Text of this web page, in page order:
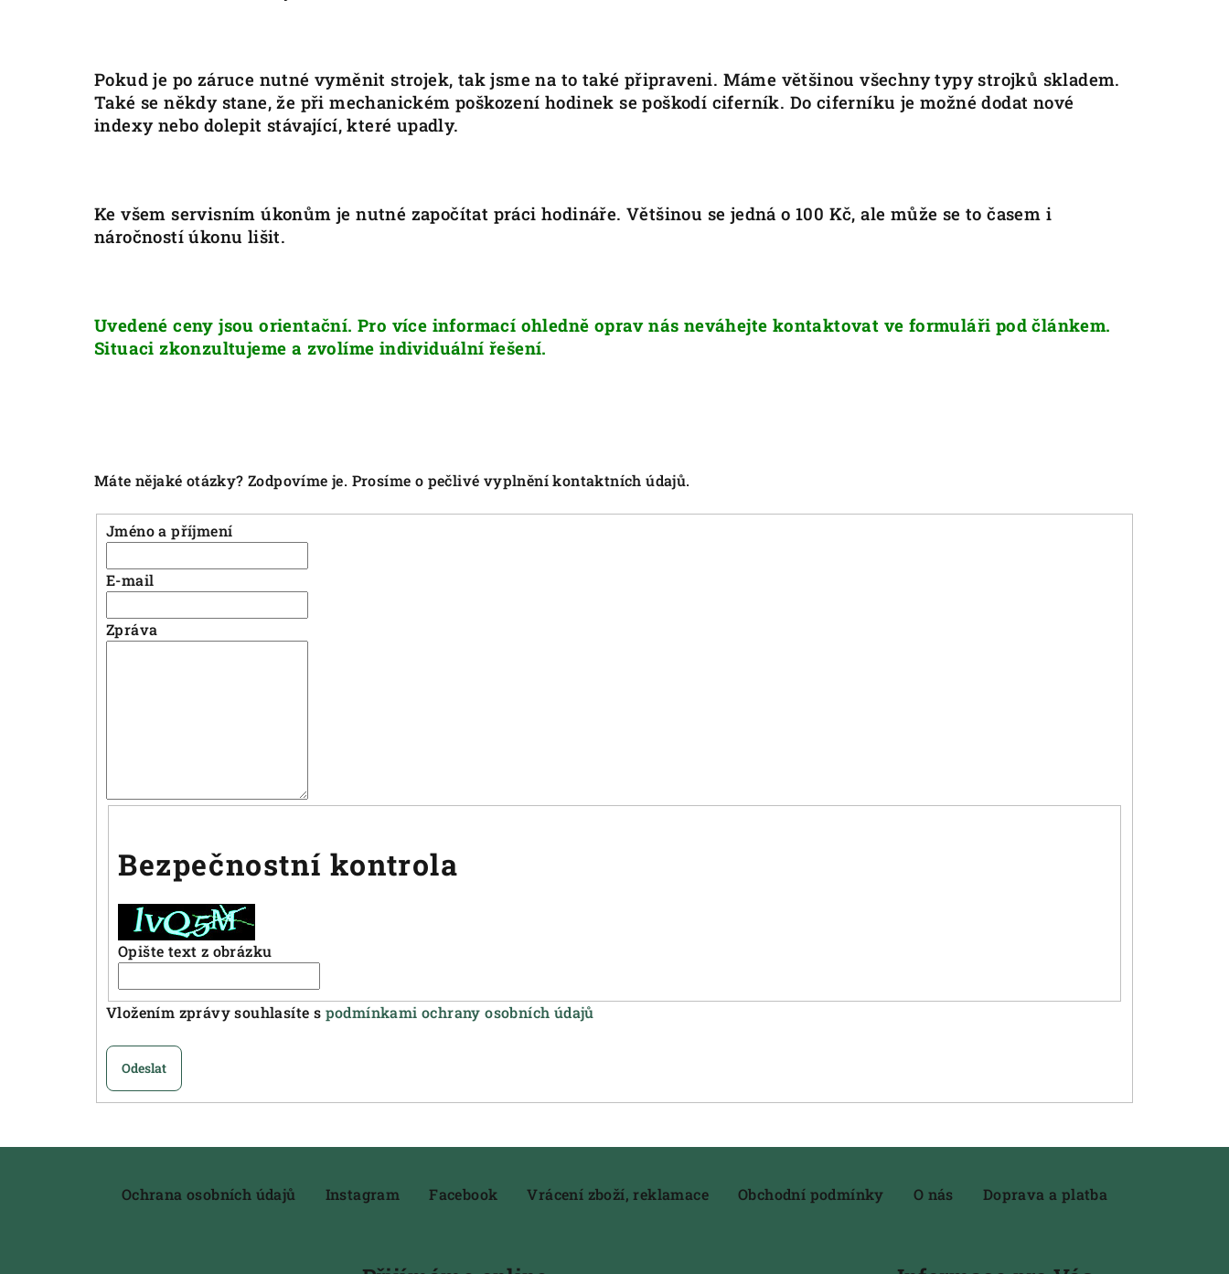
Pokud je po záruce nutné vyměnit strojek, tak jsme na to také připraveni. Máme většinou všechny typy strojků skladem.
Také se někdy stane, že při mechanickém poškození hodinek se poškodí ciferník. Do ciferníku je možné dodat nové
indexy nebo dolepit stávající, které upadly.
Ke všem servisním úkonům je nutné započítat práci hodináře. Většinou se jedná o 100 Kč, ale může se to časem i
náročností úkonu lišit.
Uvedené ceny jsou orientační. Pro více informací ohledně oprav nás neváhejte kontaktovat ve formuláři pod článkem.
Situaci zkonzultujeme a zvolíme individuální řešení.
Máte nějaké otázky? Zodpovíme je. Prosíme o pečlivé vyplnění kontaktních údajů.
Jméno a příjmení
E-mail
Zpráva
Bezpečnostní kontrola
Opište text z obrázku
Vložením zprávy souhlasíte s podmínkami ochrany osobních údajů
Odeslat
Ochrana osobních údajů Instagram Facebook Vrácení zboží, reklamace Obchodní podmínky O nás Doprava a platba